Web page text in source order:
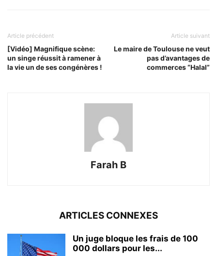
Article précédent
[Vidéo] Magnifique scène:
un singe réussit à ramener à
la vie un de ses congénères !
Article suivant
Le maire de Toulouse ne veut
pas d’avantages de
commerces “Halal”
Farah B
ARTICLES CONNEXES
Un juge bloque les frais de 100
000 dollars pour les...